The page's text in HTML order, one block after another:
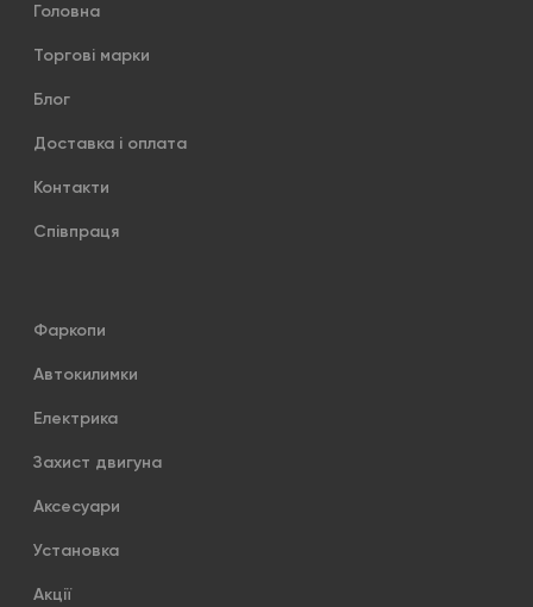
Головна
Торгові марки
Блог
Доставка і оплата
Контакти
Співпраця
Фаркопи
Автокилимки
Електрика
Захист двигуна
Аксесуари
Установка
Акції